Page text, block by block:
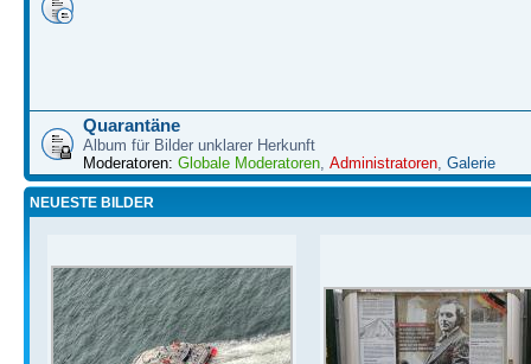
Quarantäne
Album für Bilder unklarer Herkunft
Moderatoren: Globale Moderatoren Administratoren Galerie
NEUESTE BILDER